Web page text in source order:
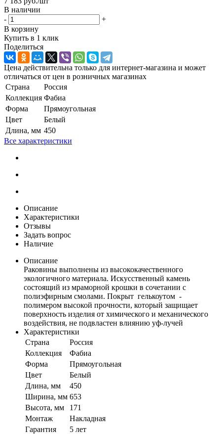
В наличии
-
+
В корзину
Купить в 1 клик
Поделиться
Цена действительна только для интернет-магазина и может
отличаться от цен в розничных магазинах
Страна
Россия
Коллекция Фабиа
Форма
Прямоугольная
Цвет
Белый
Длина, мм 450
Все характеристики
Описание
Характеристики
Отзывы
Задать вопрос
Наличие
Описание
Раковины выполнены из высококачественного
экологичного материала. Искусственный камень
состоящий из мраморной крошки в сочетании с
полиэфирным смолами. Покрыт гелькоутом -
полимером высокой прочности, который защищает
поверхность изделия от химического и механического
воздействия, не подвластен влиянию уф-лучей
Характеристики
Страна
Россия
Коллекция
Фабиа
Форма
Прямоугольная
Цвет
Белый
Длина, мм
450
Ширина, мм 653
Высота, мм
171
Монтаж
Накладная
Гарантия
5 лет